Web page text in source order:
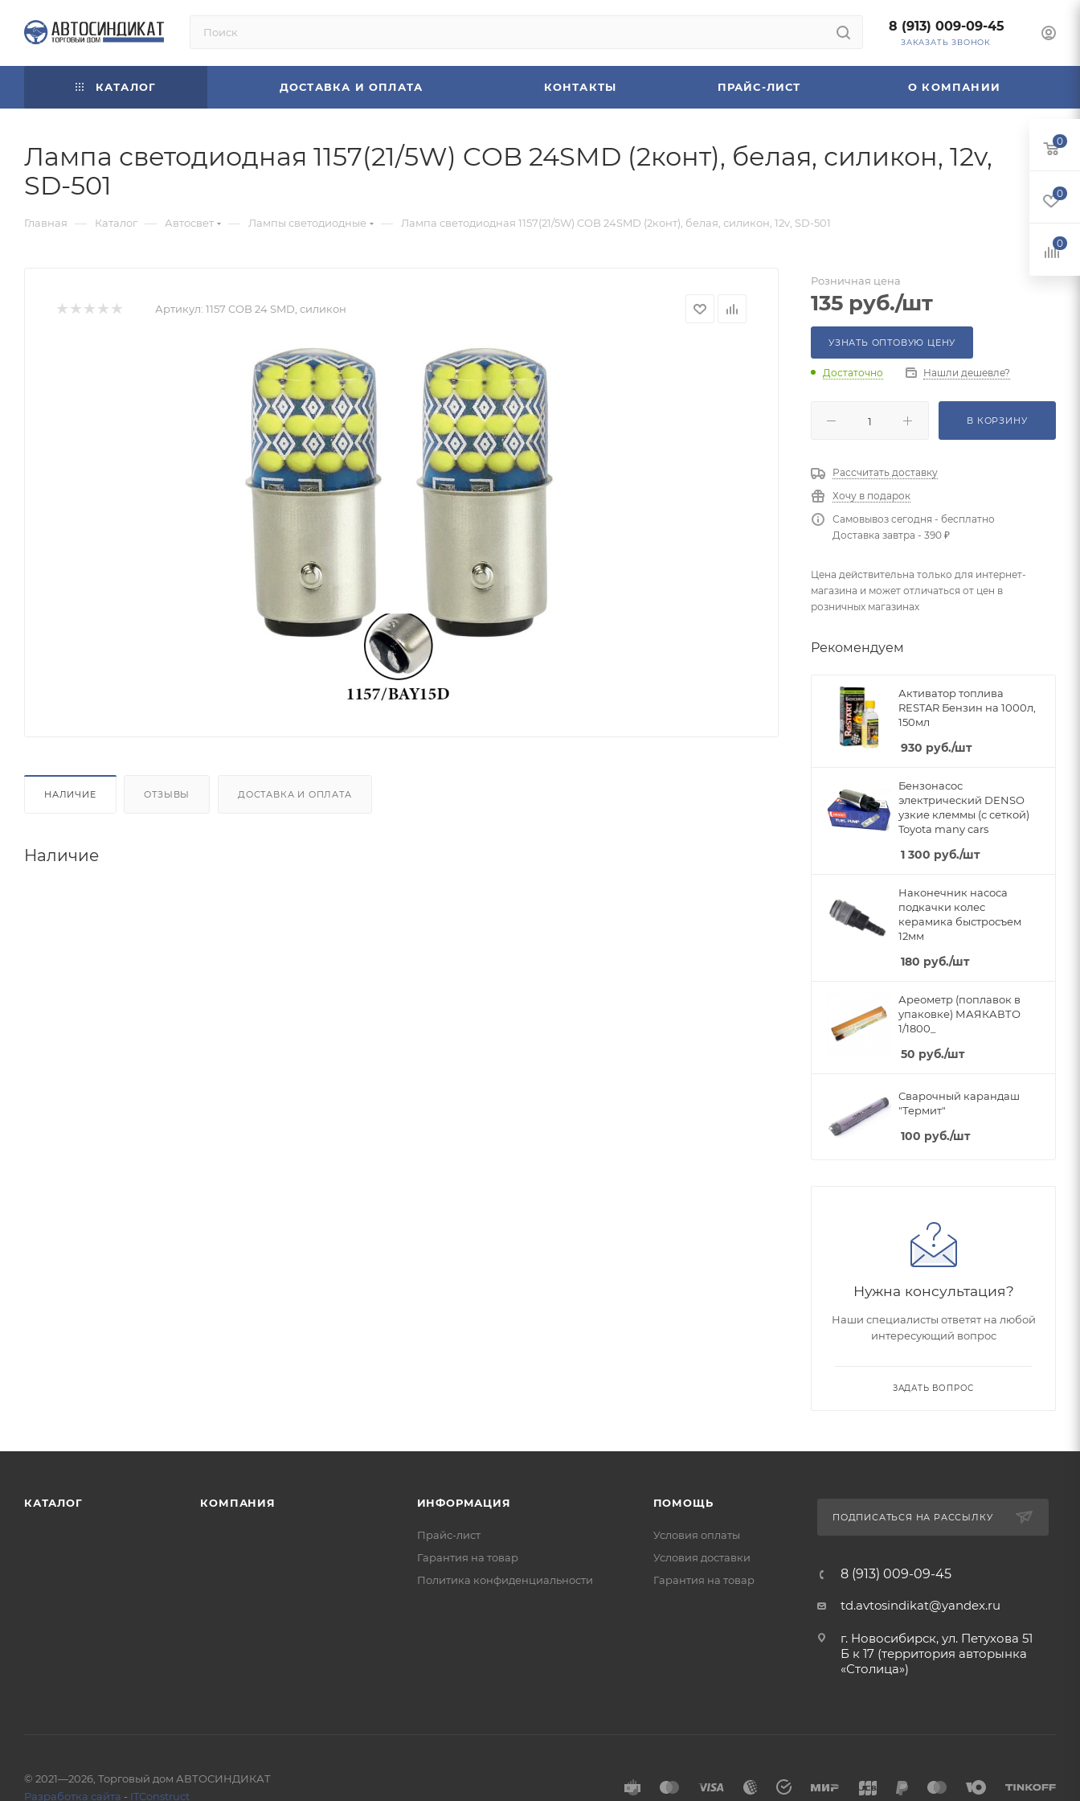
8 (913) 009-09-45
ЗАКАЗАТЬ ЗВОНОК
КАТАЛОГ ДОСТАВКА И ОПЛАТА КОНТАКТЫ ПРАЙС-ЛИСТ О КОМПАНИИ
Лампа светодиодная 1157(21/5W) COB 24SMD (2конт), белая, силикон, 12v,
SD-501
Главная — Каталог — Автосвет — Лампы светодиодные — Лампа светодиодная 1157(21/5W) COB 24SMD (2конт), белая, силикон, 12v, SD-501
Артикул: 1157 COB 24 SMD, силикон
НАЛИЧИЕ ОТЗЫВЫ ДОСТАВКА И ОПЛАТА
Наличие
Розничная цена
135 руб./шт
УЗНАТЬ ОПТОВУЮ ЦЕНУ
Достаточно Нашли дешевле?
В КОРЗИНУ
Рассчитать доставку
Хочу в подарок
Самовывоз сегодня - бесплатно
Доставка завтра - 390 ₽
Цена действительна только для интернет-
магазина и может отличаться от цен в
розничных магазинах
Рекомендуем
Активатор топлива
RESTAR Бензин на 1000л,
150мл
930 руб./шт
Бензонасос
электрический DENSO
узкие клеммы (с сеткой)
Toyota many cars
1 300 руб./шт
Наконечник насоса
подкачки колес
керамика быстросъем
12мм
180 руб./шт
Ареометр (поплавок в
упаковке) МАЯКАВТО
1/1800_
50 руб./шт
Сварочный карандаш
"Термит"
100 руб./шт
Нужна консультация?
Наши специалисты ответят на любой
интересующий вопрос
ЗАДАТЬ ВОПРОС
КАТАЛОГ КОМПАНИЯ ИНФОРМАЦИЯ
Прайс-лист
Гарантия на товар
Политика конфиденциальности
ПОМОЩЬ
Условия оплаты
Условия доставки
Гарантия на товар
ПОДПИСАТЬСЯ НА РАССЫЛКУ
8 (913) 009-09-45
td.avtosindikat@yandex.ru
г. Новосибирск, ул. Петухова 51
Б к 17 (территория авторынка
«Столица»)
© 2021—2026, Торговый дом АВТОСИНДИКАТ
Разработка сайта - ITConstruct
0
0
0